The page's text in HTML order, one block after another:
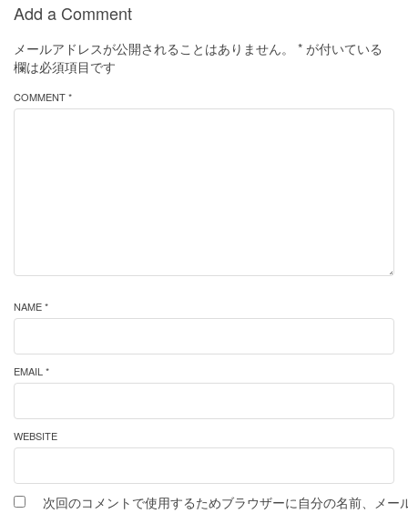
Add a Comment
メールアドレスが公開されることはありません。 * が付いている
欄は必須項目です
COMMENT *
NAME *
EMAIL *
WEBSITE
次回のコメントで使用するためブラウザーに自分の名前、メー